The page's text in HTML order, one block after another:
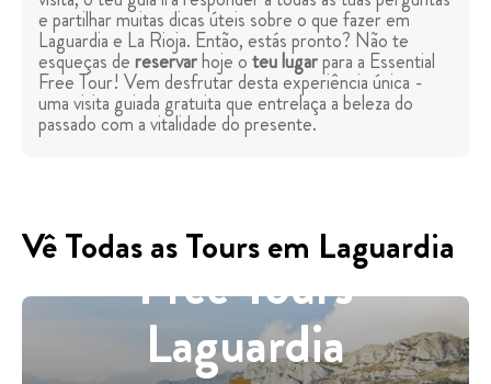
e partilhar muitas dicas úteis sobre o que fazer em
Laguardia e La Rioja. Então, estás pronto? Não te
esqueças dereservarhoje oteu lugarpara a Essential
Free Tour! Vem desfrutar desta experiência única -
uma visita guiada gratuita que entrelaça a beleza do
passado com a vitalidade do presente.
Vê Todas as Tours em Laguardia
Free Tours
Laguardia